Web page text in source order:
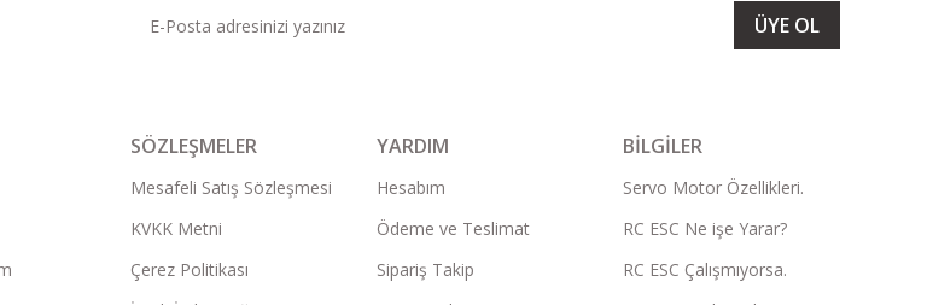
ÜYE OL
SÖZLEŞMELER
Mesafeli Satış Sözleşmesi
KVKK Metni
Çerez Politikası
YARDIM
Hesabım
Ödeme ve Teslimat
Sipariş Takip
BİLGİLER
Servo Motor Özellikleri.
RC ESC Ne işe Yarar?
RC ESC Çalışmıyorsa.